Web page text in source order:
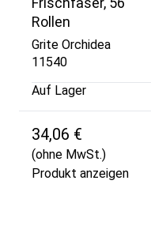
Rollen
Grite Orchidea
11540
Auf Lager
34,06 €
(ohne MwSt.)
Produkt anzeigen